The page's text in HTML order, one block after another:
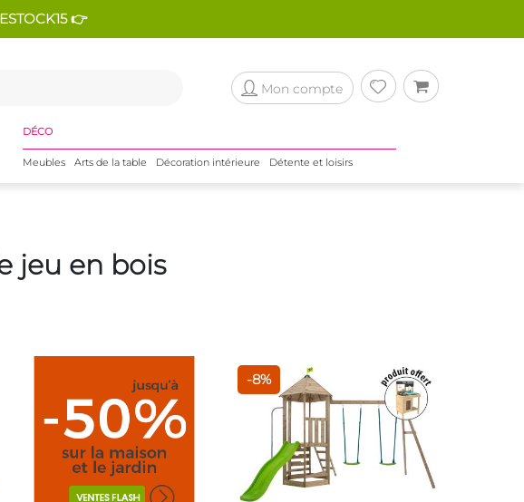
👉
Mon compte
DÉCO
Meubles Arts de la table Décoration intérieure Détente et loisirs
jeu en bois
-8%